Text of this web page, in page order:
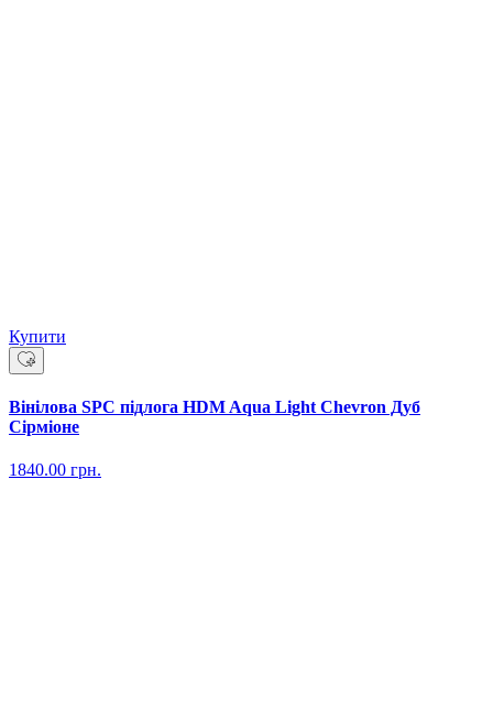
Купити
Вінілова SPC підлога HDM Aqua Light Chevron Дуб
Сірміоне
1840.00 грн.